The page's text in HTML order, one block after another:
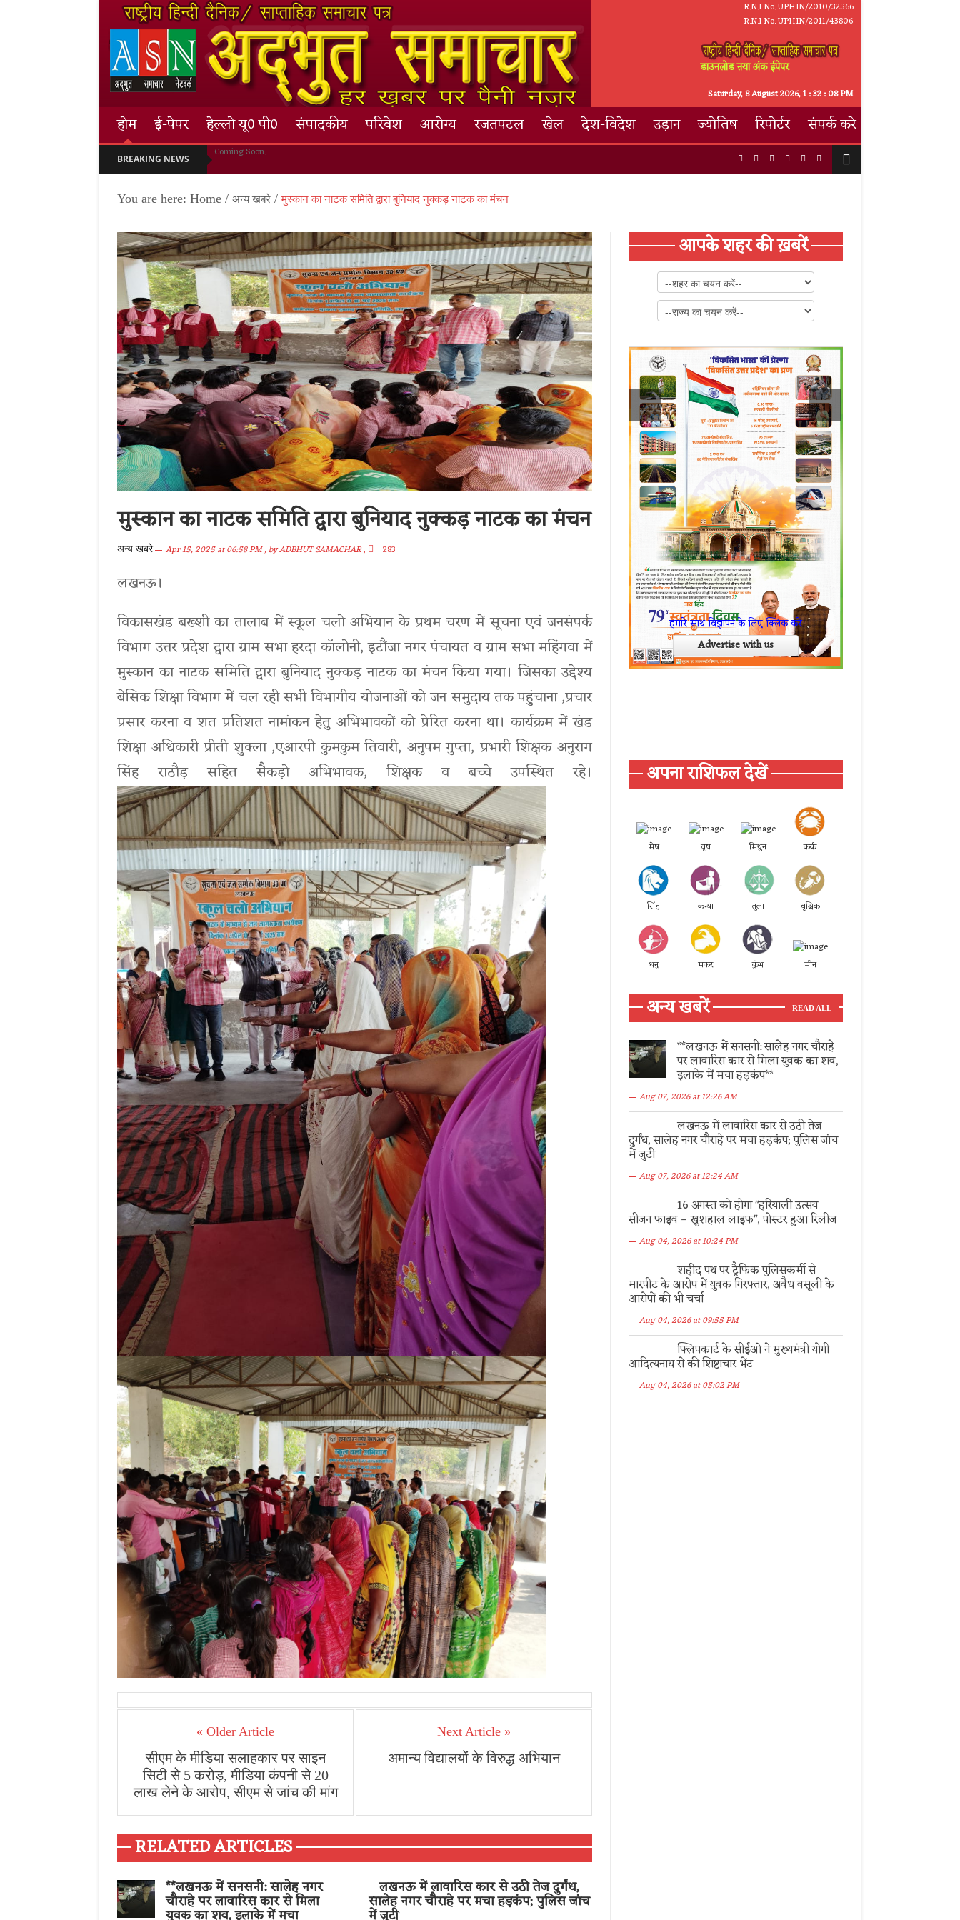
R.N.I No. UPHIN/2010/32566
R.N.I No. UPHIN/2011/43806
डाउनलोड ऩया अंक ईपेपर
Saturday, 8 August 2026,1:32:09 PM
होम ई-पेपर हेल्लो यू0 पी0 संपादकीय परिवेश आरोग्य रजतपटल खेल देश-विदेश उड़ान ज्योतिष रिपोर्टर संपर्क करे
BREAKING NEWS Coming Soon.
You are here: Home / अन्य खबरे / मुस्कान का नाटक समिति द्वारा बुनियाद नुक्कड़ नाटक का मंचन
मुस्कान का नाटक समिति द्वारा बुनियाद नुक्कड़ नाटक का मंचन
अन्य खबरे Apr 15, 2025 at 06:58 PM, byADBHUT SAMACHAR, 283
लखनऊ।
विकासखंड बख्शी का तालाब में स्कूल चलो अभियान के प्रथम चरण में सूचना एवं जनसंपर्क
विभाग उत्तर प्रदेश द्वारा ग्राम सभा हरदा कॉलोनी, इटौंजा नगर पंचायत व ग्राम सभा महिंगवा में
मुस्कान का नाटक समिति द्वारा बुनियाद नुक्कड़ नाटक का मंचन किया गया। जिसका उद्देश्य
बेसिक शिक्षा विभाग में चल रही सभी विभागीय योजनाओं को जन समुदाय तक पहुंचाना ,प्रचार
प्रसार करना व शत प्रतिशत नामांकन हेतु अभिभावकों को प्रेरित करना था। कार्यक्रम में खंड
शिक्षा अधिकारी प्रीती शुक्ला ,एआरपी कुमकुम तिवारी, अनुपम गुप्ता, प्रभारी शिक्षक अनुराग
सिंह राठौड़ सहित सैकड़ो अभिभावक, शिक्षक व बच्चे उपस्थित रहे।
« Older Article
सीएम के मीडिया सलाहकार पर साइन
सिटी से 5 करोड़, मीडिया कंपनी से 20
लाख लेने के आरोप, सीएम से जांच की मांग
Next Article »
अमान्य विद्यालयों के विरुद्ध अभियान
RELATED ARTICLES
**लखनऊ में सनसनी: सालेह नगर
चौराहे पर लावारिस कार से मिला
लखनऊ में लावारिस कार से उठी तेज दुर्गंध,
सालेह नगर चौराहे पर मचा हड़कंप; पुलिस जांच
आपके शहर की ख़बरें
हमारे साथ विज्ञापन के लिए क्लिक करें
Advertise with us
अपना राशिफल देखें
मेष वृष मिथुन कर्क
सिंह कन्या तुला वृश्चिक
धनु मकर कुंभ मीन
अन्य खबरें READ ALL
**लखनऊ में सनसनी: सालेह नगर चौराहे
पर लावारिस कार से मिला युवक का शव,
इलाके में मचा हड़कंप**
Aug 07, 2026 at 12:26 AM
लखनऊ में लावारिस कार से उठी तेज
दुर्गंध, सालेह नगर चौराहे पर मचा हड़कंप; पुलिस जांच
में जुटी
Aug 07, 2026 at 12:24 AM
16 अगस्त को होगा "हरियाली उत्सव
सीजन फाइव – खुशहाल लाइफ", पोस्टर हुआ रिलीज
Aug 04, 2026 at 10:24 PM
शहीद पथ पर ट्रैफिक पुलिसकर्मी से
मारपीट के आरोप में युवक गिरफ्तार, अवैध वसूली के
आरोपों की भी चर्चा
Aug 04, 2026 at 09:55 PM
फ्लिपकार्ट के सीईओ ने मुख्यमंत्री योगी
आदित्यनाथ से की शिष्टाचार भेंट
Aug 04, 2026 at 05:02 PM